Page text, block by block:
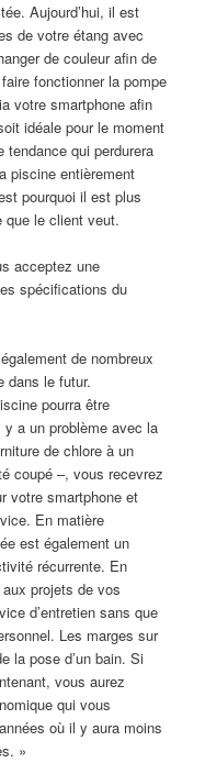
Aujourd’hui, il est
de votre étang avec
de couleur afin de
fonctionner la pompe
votre smartphone afin
idéale pour le moment
tendance qui perdurera
piscine entièrement
pourquoi il est plus
que le client veut.
acceptez une
spécifications du
de nombreux
dans le futur.
pourra être
y a un problème avec la
de chlore à un
coupé –, vous recevrez
votre smartphone et
En matière
est également un
récurrente. En
projets de vos
d’entretien sans que
Les marges sur
la pose d’un bain. Si
vous aurez
qui vous
où il y aura moins
»